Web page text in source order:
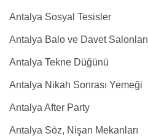
Antalya Sosyal Tesisler
Antalya Balo ve Davet Salonları
Antalya Tekne Düğünü
Antalya Nikah Sonrası Yemeği
Antalya After Party
Antalya Söz, Nişan Mekanları